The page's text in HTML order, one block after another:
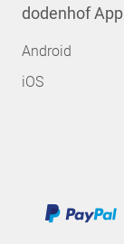
dodenhof App
Android
iOS